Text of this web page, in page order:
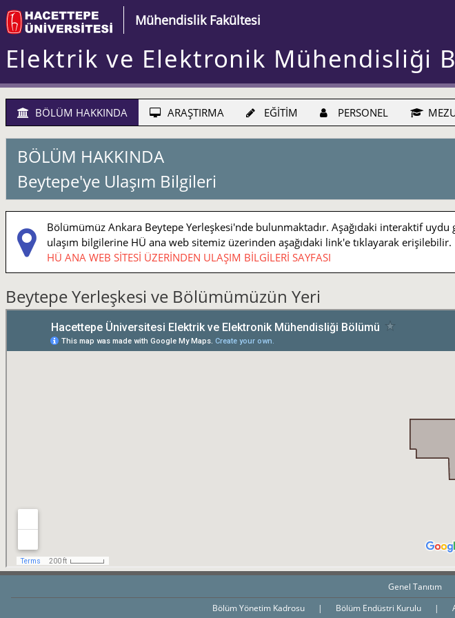
Mühendislik Fakültesi
Elektrik ve Elektronik Mühendisliği
BÖLÜM HAKKINDA ARAŞTIRMA EĞİTİM PERSONEL
BÖLÜM HAKKINDA
Beytepe'ye Ulaşım Bilgileri
Bölümümüz Ankara Beytepe Yerleşkesi'nde bulunmaktadır. Aşağıdaki interaktif
ulaşım bilgilerine HÜ ana web sitemiz üzerinden aşağıdaki link'e tıklayarak erişilebilir.
HÜ ANA WEB SİTESİ ÜZERİNDEN ULAŞIM BİLGİLERİ SAYFASI
Beytepe Yerleşkesi ve Bölümümüzün Yeri
Genel Tanıtım
Bölüm Yönetim Kadrosu
| Bölüm Endüstri Kurulu |